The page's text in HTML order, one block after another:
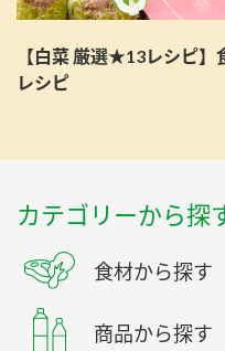
【白菜 厳選★13レシピ
レシピ
カテゴリーから探
食材から探す
商品から探す